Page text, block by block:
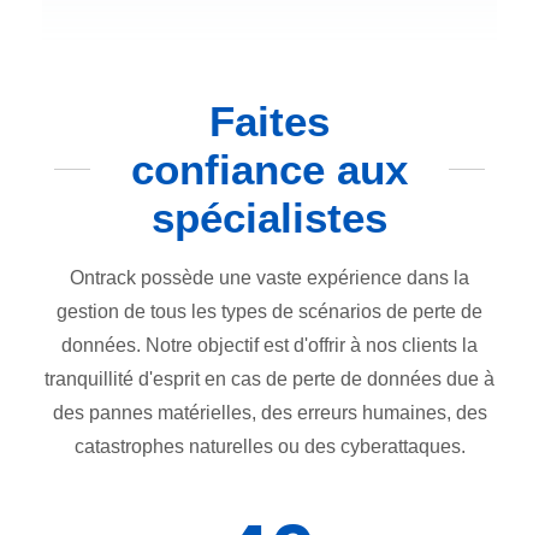
Faites
confiance aux
spécialistes
Ontrack possède une vaste expérience dans la
gestion de tous les types de scénarios de perte de
données. Notre objectif est d'offrir à nos clients la
tranquillité d'esprit en cas de perte de données due à
des pannes matérielles, des erreurs humaines, des
catastrophes naturelles ou des cyberattaques.